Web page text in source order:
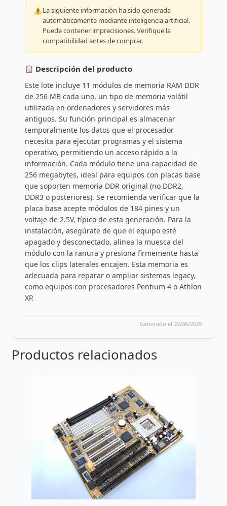
La siguiente información ha sido generada
automáticamente mediante inteligencia artificial.
Puede contener imprecisiones. Verifique la
compatibilidad antes de comprar.
Descripción del producto
Este lote incluye 11 módulos de memoria RAM DDR
de 256 MB cada uno, un tipo de memoria volátil
utilizada en ordenadores y servidores más
antiguos. Su función principal es almacenar
temporalmente los datos que el procesador
necesita para ejecutar programas y el sistema
operativo, permitiendo un acceso rápido a la
información. Cada módulo tiene una capacidad de
256 megabytes, ideal para equipos con placas base
que soporten memoria DDR original (no DDR2,
DDR3 o posteriores). Se recomienda verificar que la
placa base acepte módulos de 184 pines y un
voltaje de 2.5V, típico de esta generación. Para la
instalación, asegúrate de que el equipo esté
apagado y desconectado, alinea la muesca del
módulo con la ranura y presiona firmemente hasta
que los clips laterales encajen. Esta memoria es
adecuada para reparar o ampliar sistemas legacy,
como equipos con procesadores Pentium 4 o Athlon
XP.
Generado el 22/06/2026
Productos relacionados